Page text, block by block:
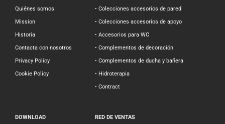
Quiénes somos
Mission
Historia
Contacta con nosotros
Privacy Policy
Cookie Policy
• Colecciones accesorios de pared
• Colecciones accesorios de apoyo
• Accesorios para WC
• Complementos de decoración
• Complementos de ducha y bañera
• Hidroterapia
• Contract
DOWNLOAD
RED DE VENTAS